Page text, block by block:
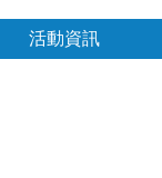
活動資訊